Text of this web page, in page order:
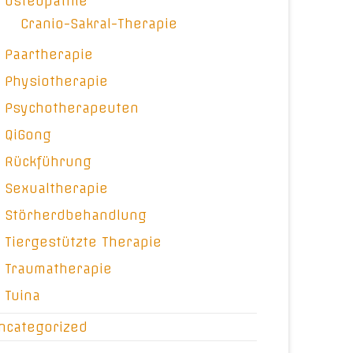
Cranio-Sakral-Therapie
Paartherapie
Physiotherapie
Psychotherapeuten
QiGong
Rückführung
Sexualtherapie
Störherdbehandlung
Tiergestützte Therapie
Traumatherapie
Tuina